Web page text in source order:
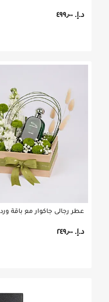
د.إ.‏ ٤٩٩٫٠٠
عطر رجالي جاكوار مع باقة ورد
د.إ.‏ ٢٤٩٫٠٠